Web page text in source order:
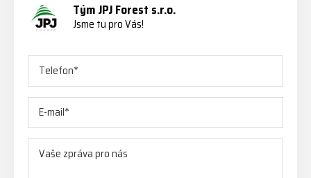
Tým JPJ Forest s.r.o.
Jsme tu pro Vás!